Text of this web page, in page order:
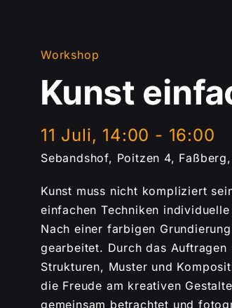
Workshop
Kunst
11 Juli, 14:00 - 16:00
Sebandshof, Poitzen 4,
Kunst muss nicht kompliziert
einfachen Techniken
Nach einer farbigen
gearbeitet. Durch das
Strukturen, Muster und
die Freude am kreativen
gemeinsam betrachtet und